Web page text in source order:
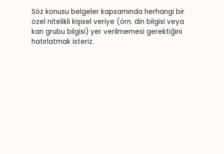
Söz konusu belgeler kapsamında herhangi bir
özel nitelikli kişisel veriye (örn. din bilgisi veya
kan grubu bilgisi) yer verilmemesi gerektiğini
hatırlatmak isteriz.